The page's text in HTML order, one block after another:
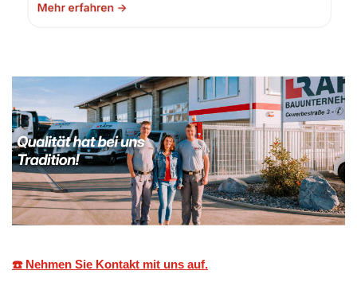
☎️ Nehmen Sie Kontakt mit uns auf.